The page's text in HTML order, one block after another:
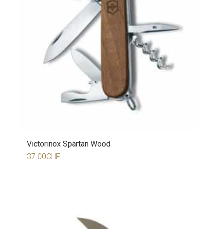
Victorinox Spartan Wood
37.00CHF